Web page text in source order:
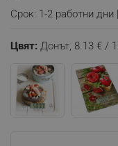
Срок: 1-2 работни дни
Цвят: Донът, 8.13 € /